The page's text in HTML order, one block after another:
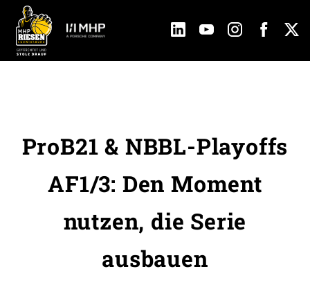
ProB21 & NBBL-Playoffs
AF1/3: Den Moment
nutzen, die Serie
ausbauen